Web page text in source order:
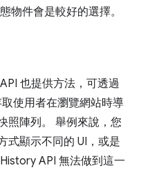
物件會是較好的選擇。
也提供方法，可透過
使用者在瀏覽網站時導
照陣列。 舉例來說，您
式顯示不同的 UI，或是
API 無法做到這一